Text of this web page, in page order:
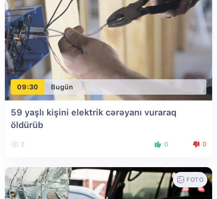
09:30 Bugün
59 yaşlı kişini elektrik cərəyanı vuraraq
öldürüb
2 0 0
FOTO